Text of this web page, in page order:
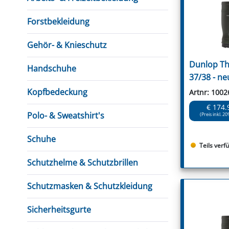
BEWÄSSERUNG
DIVERSE WERKZEUGE
DIVERSES ZUBEHÖR
FILTER
HYDRAULIK-HANDPUMPEN
FEDER
GUMMI-
FUTTERTRÖGE & EIMER
GABEL, RECHEN &
SCHAUFELN
BELEUCHTUNG
BOHRER & FRÄSER
Forstbekleidung
Gehör- & Knieschutz
Handschuhe
Kopfbedeckung
Polo- & Sweatshirt's
Schuhe
Schutzhelme & Schutzbrillen
Schutzmasken & Schutzkleidung
Sicherheitsgurte
Dunlop
37/38 -
Artnr:
€
(Preis inkl.
Teils